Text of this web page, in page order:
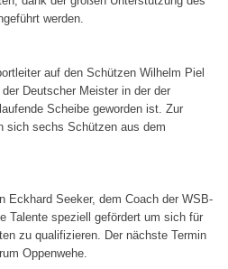
werden.
auf den Schützen Wilhelm Piel
Deutscher Meister in der der
Scheibe geworden ist. Zur
sich sechs Schützen aus dem
Eckhard Seeker, dem Coach der WSB-
Talente speziell gefördert um sich für
zu qualifizieren. Der nächste Termin
Oppenwehe.